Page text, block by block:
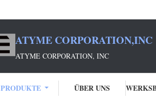
ATYME CORPORATION,INC
ATYME CORPORATION, INC
PRODUKTE ÜBER UNS